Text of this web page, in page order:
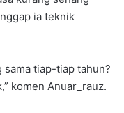
ia teknik
sama tiap-tiap tahun?
komen Anuar_rauz.